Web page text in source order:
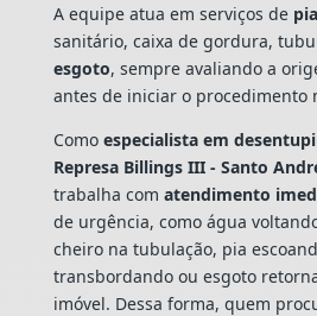
A equipe atua em serviços de pia
sanitário, caixa de gordura,
esgoto, sempre avaliando a
antes de iniciar o procedimento
Como especialista em
Represa Billings III - Santo
trabalha com atendimento
de urgência, como água
cheiro na tubulação, pia
transbordando ou esgoto
imóvel. Dessa forma, quem